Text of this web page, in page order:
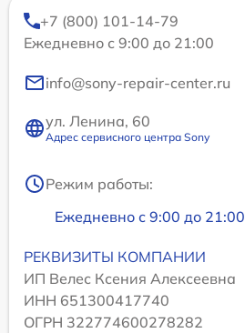
+7 (800) 101-14-79
Ежедневно с 9:00 до 21:00
info@sony-repair-center.ru
ул. Ленина, 60
Адрес сервисного центра Sony
Режим работы:
Ежедневно с 9:00 до 21:00
РЕКВИЗИТЫ КОМПАНИИ
ИП Велес Ксения Алексеевна
ИНН 651300417740
ОГРН 322774600278282